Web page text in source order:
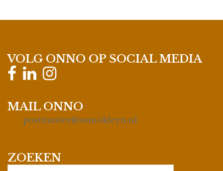
VOLG ONNO OP SOCIAL MEDIA
MAIL ONNO
postmaster@onnokleyn.nl
ZOEKEN